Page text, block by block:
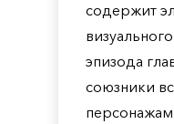
содержит
эпизода
союзники